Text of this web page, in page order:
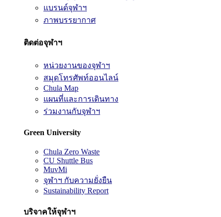
แบรนด์จุฬาฯ
ภาพบรรยากาศ
ติดต่อจุฬาฯ
หน่วยงานของจุฬาฯ
สมุดโทรศัพท์ออนไลน์
Chula Map
แผนที่และการเดินทาง
ร่วมงานกับจุฬาฯ
Green University
Chula Zero Waste
CU Shuttle Bus
MuvMi
จุฬาฯ กับความยั่งยืน
Sustainability Report
บริจาคให้จุฬาฯ